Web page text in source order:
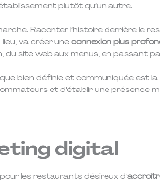
plutôt qu’un autre.
Raconter l’histoire derrière le
va créer uneconnexion plus
site web aux menus, en passant
bien définie et communiquée est
et d’établir une présence
digital
les restaurants désireux d’